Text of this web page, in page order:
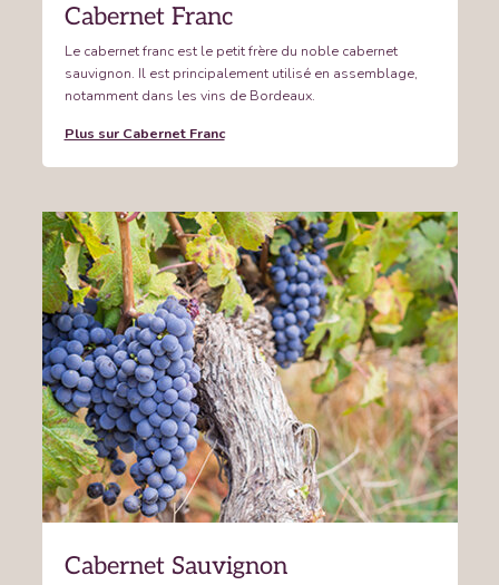
Cabernet Franc
Le cabernet franc est le petit frère du noble cabernet
sauvignon. Il est principalement utilisé en assemblage,
notamment dans les vins de Bordeaux.
Plus sur Cabernet Franc
Cabernet Sauvignon